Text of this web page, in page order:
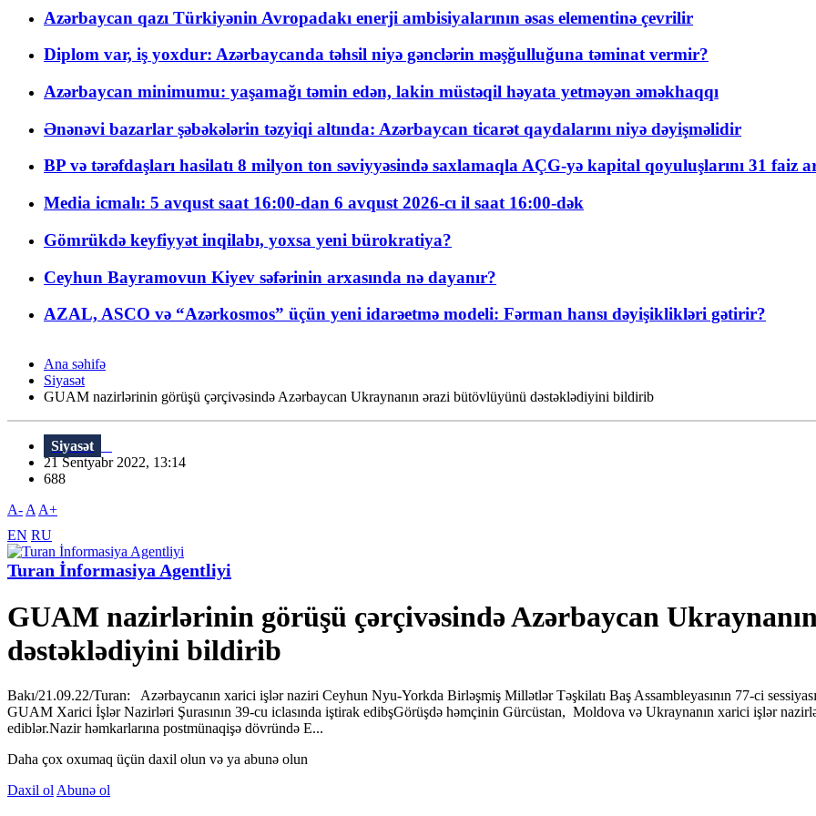
Azərbaycan qazı Türkiyənin Avropadakı enerji ambisiyalarının əsas elementinə çevrilir
Diplom var, iş yoxdur: Azərbaycanda təhsil niyə gənclərin məşğulluğuna təminat vermir?
Azərbaycan minimumu: yaşamağı təmin edən, lakin müstəqil həyata yetməyən əməkhaqqı
Ənənəvi bazarlar şəbəkələrin təzyiqi altında: Azərbaycan ticarət qaydalarını niyə dəyişməlidir
BP və tərəfdaşları hasilatı 8 milyon ton səviyyəsində saxlamaqla AÇG-yə kapital qoyuluşlarını 31 faiz
Media icmalı: 5 avqust saat 16:00-dan 6 avqust 2026-cı il saat 16:00-dək
Gömrükdə keyfiyyət inqilabı, yoxsa yeni bürokratiya?
Ceyhun Bayramovun Kiyev səfərinin arxasında nə dayanır?
AZAL, ASCO və “Azərkosmos” üçün yeni idarəetmə modeli: Fərman hansı dəyişiklikləri gətirir?
Ana səhifə
Siyasət
GUAM nazirlərinin görüşü çərçivəsində Azərbaycan Ukraynanın ərazi bütövlüyünü dəstəklədiyini bildirib
Siyasət
21 Sentyabr 2022, 13:14
688
A- A A+
EN RU
Turan İnformasiya Agentliyi
GUAM nazirlərinin görüşü çərçivəsində Azərbaycan
dəstəklədiyini bildirib
Bakı/21.09.22/Turan: Azərbaycanın xarici işlər naziri Ceyhun Nyu-Yorkda Birləşmiş Millətlər Təşkilatı Baş Assambleyasının 77-ci
GUAM Xarici İşlər Nazirləri Şurasının 39-cu iclasında iştirak edibşGörüşdə həmçinin Gürcüstan, Moldova və Ukraynanın xarici işlər
ediblər.Nazir həmkarlarına postmünaqişə dövründə E...
Daha çox oxumaq üçün daxil olun və ya abunə olun
Daxil ol Abunə ol